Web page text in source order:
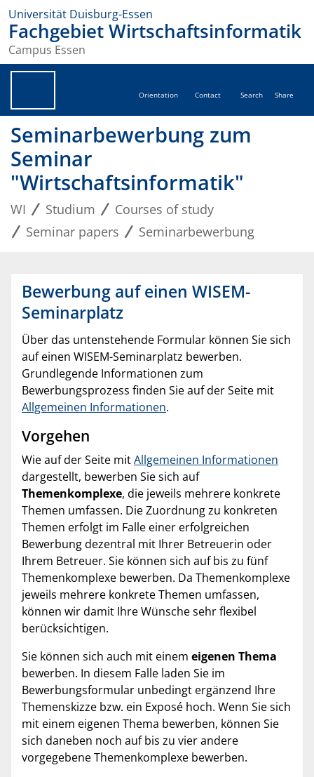
Universität Duisburg-Essen
Fachgebiet Wirtschaftsinformatik
Campus Essen
Orientation Contact Search Share
Seminarbewerbung zum
Seminar
"Wirtschaftsinformatik"
WI Studium
Courses of study
Seminar papers
Seminarbewerbung
Bewerbung auf einen WISEM-
Seminarplatz
Über das untenstehende Formular können Sie sich
auf einen WISEM-Seminarplatz bewerben.
Grundlegende Informationen zum
Bewerbungsprozess finden Sie auf der Seite mit
Allgemeinen Informationen.
Vorgehen
Wie auf der Seite mitAllgemeinen Informationen
dargestellt, bewerben Sie sich auf
Themenkomplexe, die jeweils mehrere konkrete
Themen umfassen. Die Zuordnung zu konkreten
Themen erfolgt im Falle einer erfolgreichen
Bewerbung dezentral mit Ihrer Betreuerin oder
Ihrem Betreuer. Sie können sich auf bis zu fünf
Themenkomplexe bewerben. Da Themenkomplexe
jeweils mehrere konkrete Themen umfassen,
können wir damit Ihre Wünsche sehr flexibel
berücksichtigen.
Sie können sich auch mit einem eigenen Thema
bewerben. In diesem Falle laden Sie im
Bewerbungsformular unbedingt ergänzend Ihre
Themenskizze bzw. ein Exposé hoch. Wenn Sie sich
mit einem eigenen Thema bewerben, können Sie
sich daneben noch auf bis zu vier andere
vorgegebene Themenkomplexe bewerben.